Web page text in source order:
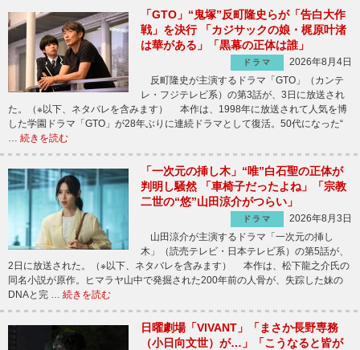
「GTO」“鬼塚”反町隆史らが「告白大作
戦」を決行 「カジサックの娘・梶原叶渚
は華がある」「黒幕の正体は誰」
ドラマ
2026年8月4日
反町隆史が主演するドラマ「GTO」（カンテ
レ・フジテレビ系）の第3話が、3日に放送され
た。（※以下、ネタバレを含みます） 本作は、1998年に放送されて人気を博
した学園ドラマ「GTO」が28年ぶりに連続ドラマとして復活。50代になった“
続きを読む
「一次元の挿し木」“唯”白石聖の正体が
判明し騒然 「車椅子だったよね」「宗教
二世の“悠”山田涼介がつらい」
ドラマ
2026年8月3日
山田涼介が主演するドラマ「一次元の挿し
木」（読売テレビ・日本テレビ系）の第5話が、
2日に放送された。（※以下、ネタバレを含みます） 本作は、松下龍之介氏の
同名小説が原作。ヒマラヤ山中で発掘された200年前の人骨が、失踪した妹の
DNAと完 … 続きを読む
日曜劇場「VIVANT」「まさか長野専務
（小日向文世）が…」「こうなると皆が